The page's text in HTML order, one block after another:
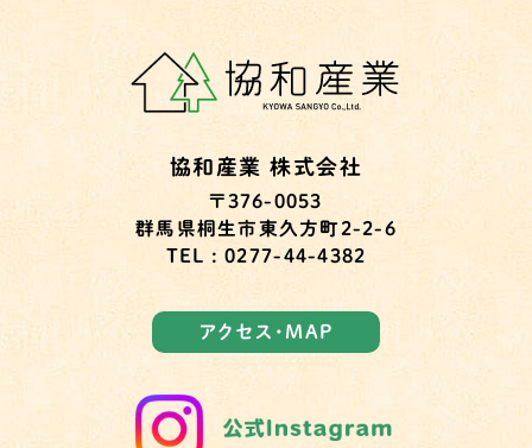
協和産業 株式会社
〒376-0053
群馬県桐生市東久方町2-2-6
TEL : 0277-44-4382
アクセス・MAP